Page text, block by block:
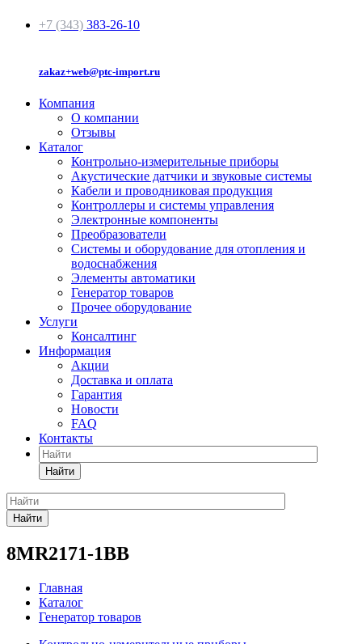
+7 (343) 383-26-10
zakaz+web@ptc-import.ru
Компания
О компании
Отзывы
Каталог
Контрольно-измерительные приборы
Акустические датчики и звуковые системы
Кабели и проводниковая продукция
Контроллеры и системы управления
Электронные компоненты
Преобразователи
Системы и оборудование для отопления и
водоснабжения
Элементы автоматики
Генератор товаров
Прочее оборудование
Услуги
Консалтинг
Информация
Акции
Доставка и оплата
Гарантия
Новости
FAQ
Контакты
Найти
Найти
8MR2171-1BB
Главная
Каталог
Генератор товаров